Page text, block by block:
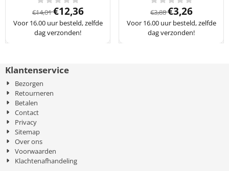
Van 14,01 voor 12,36
€14,01€12,36
Voor 16.00 uur besteld, zelfde
dag verzonden!
Van 3,88 voor
€3,88€3,26
Voor 16.00 uur besteld, zelfde
dag verzonden!
Klantenservice
Bezorgen
Retourneren
Betalen
Contact
Privacy
Sitemap
Over ons
Voorwaarden
Klachtenafhandeling